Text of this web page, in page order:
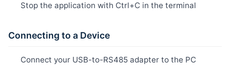
Stop the application with Ctrl+C in the terminal
Connecting to a Device
Connect your USB-to-RS485 adapter to the PC